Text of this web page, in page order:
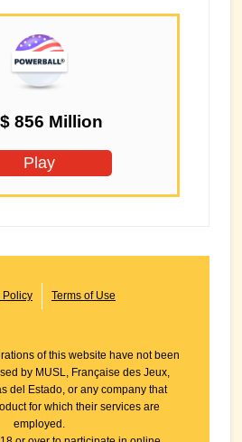
856 Million
Play
Policy Terms of Use
of this website have not been
by MUSL, Française des Jeux,
del Estado, or any company that
for which their services are
employed.